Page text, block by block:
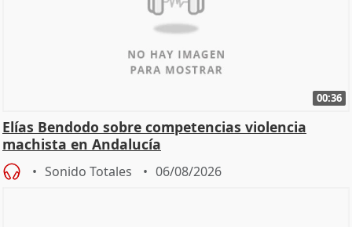
00:36
Elías Bendodo sobre competencias violencia
machista en Andalucía
Sonido Totales 06/08/2026